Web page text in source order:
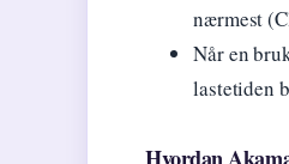
nærmest
Når en
lastetiden